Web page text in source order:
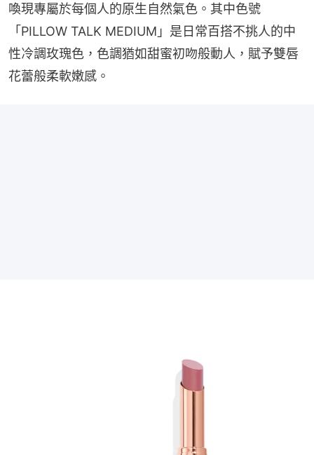
喚現專屬於每個人的原生自然氣色。其中色號
「PILLOW TALK MEDIUM」是日常百搭不挑人的中
性冷調玫瑰色，色調猶如甜蜜初吻般動人，賦予雙唇
花蕾般柔軟嫩感。